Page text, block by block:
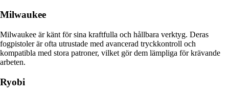
Milwaukee
Milwaukee är känt för sina kraftfulla och hållbara verktyg. Deras
fogpistoler är ofta utrustade med avancerad tryckkontroll och
kompatibla med stora patroner, vilket gör dem lämpliga för krävande
arbeten.
Ryobi